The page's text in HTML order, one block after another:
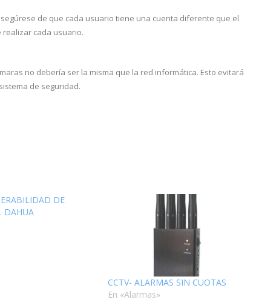
de que cada usuario tiene una cuenta diferente que el
cada usuario.
no debería ser la misma que la red informática. Esto evitará
de seguridad.
DE
DAHUA
CCTV- ALARMAS SIN CUOTAS
En «Alarmas»